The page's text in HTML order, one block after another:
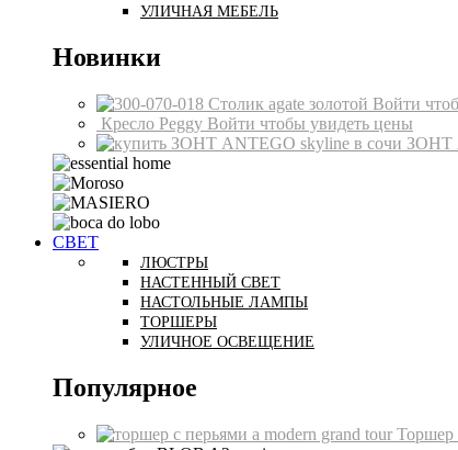
УЛИЧНАЯ МЕБЕЛЬ
Новинки
Столик agate золотой Войти
Кресло Peggy Войти чтобы увидеть цены
ЗОНТ
СВЕТ
ЛЮСТРЫ
НАСТЕННЫЙ СВЕТ
НАСТОЛЬНЫЕ ЛАМПЫ
ТОРШЕРЫ
УЛИЧНОЕ ОСВЕЩЕНИЕ
Популярное
Торшер